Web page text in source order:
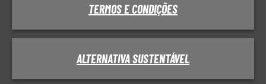
TERMOS E CONDIÇÕES
ALTERNATIVA SUSTENTÁVEL